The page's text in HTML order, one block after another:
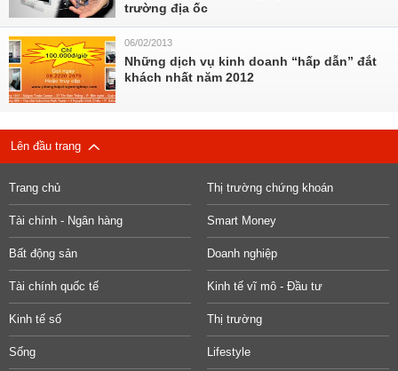
trường địa ốc
06/02/2013
Những dịch vụ kinh doanh “hấp dẫn” đắt
khách nhất năm 2012
Lên đầu trang
Trang chủ Thị trường chứng khoán
Tài chính - Ngân hàng Smart Money
Bất động sản Doanh nghiệp
Tài chính quốc tế Kinh tế vĩ mô - Đầu tư
Kinh tế số Thị trường
Sống Lifestyle